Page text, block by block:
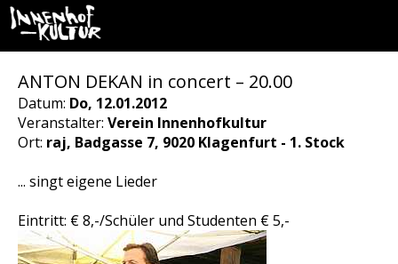
ANTON DEKAN in concert – 20.00
Datum: Do, 12.01.2012
Veranstalter: Verein Innenhofkultur
Ort: raj, Badgasse 7, 9020 Klagenfurt - 1. Stock
... singt eigene Lieder
Eintritt: € 8,-/Schüler und Studenten € 5,-